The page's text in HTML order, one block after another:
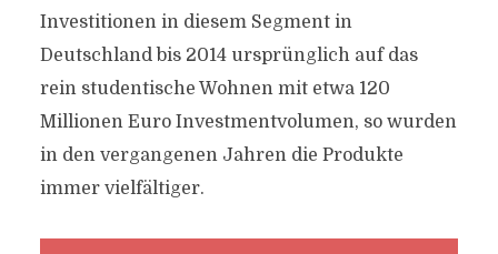
Investitionen in diesem Segment in
Deutschland bis 2014 ursprünglich auf das
rein studentische Wohnen mit etwa 120
Millionen Euro Investmentvolumen, so wurden
in den vergangenen Jahren die Produkte
immer vielfältiger.